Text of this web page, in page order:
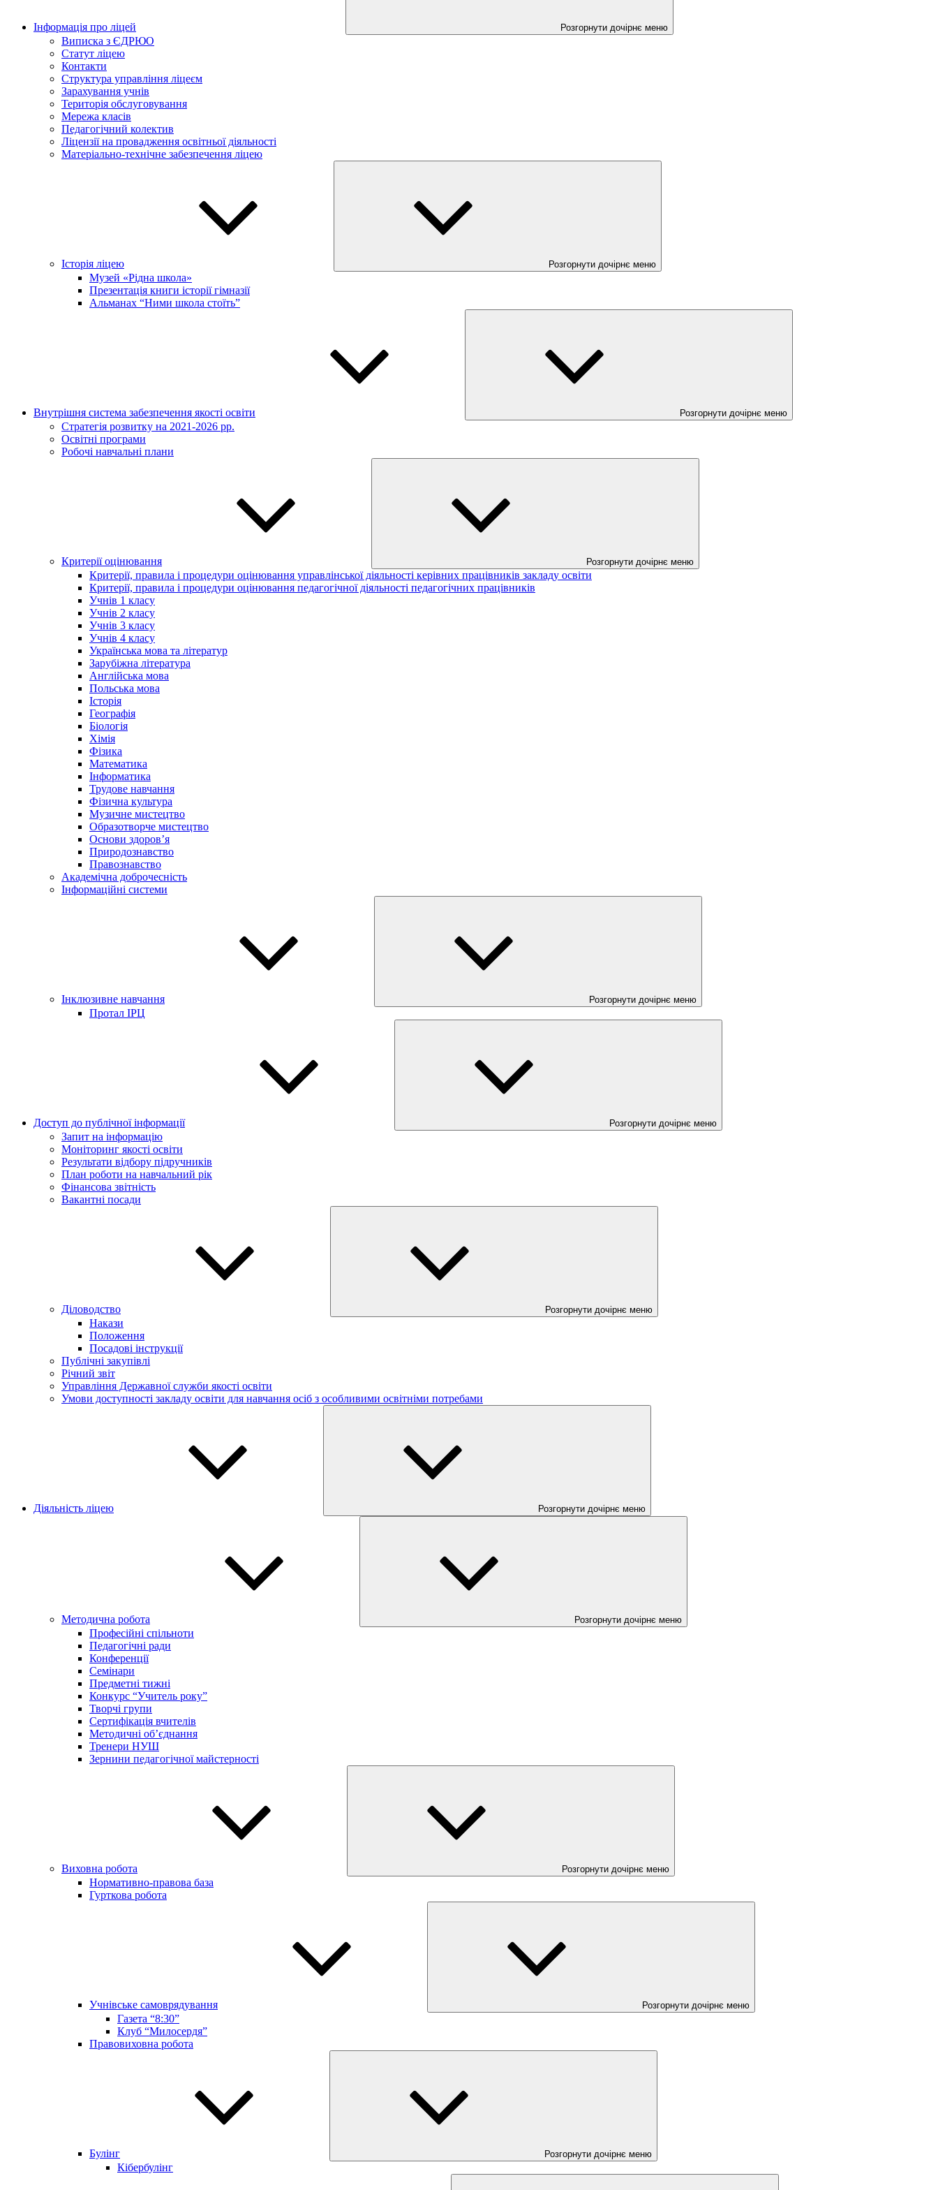
Інформація про ліцей Розгорнути дочірнє меню
Виписка з ЄДРЮО
Статут ліцею
Контакти
Структура управління ліцеєм
Зарахування учнів
Територія обслуговування
Мережа класів
Педагогічний колектив
Ліцензії на провадження освітньої діяльності
Матеріально-технічне забезпечення ліцею
Історія ліцею Розгорнути дочірнє меню
Музей «Рідна школа»
Презентація книги історії гімназії
Альманах “Ними школа стоїть”
Внутрішня система забезпечення якості освіти Розгорнути дочірнє меню
Стратегія розвитку на 2021-2026 рр.
Освітні програми
Робочі навчальні плани
Критерії оцінювання Розгорнути дочірнє меню
Критерії, правила і процедури оцінювання управлінської діяльності керівних працівників закладу освіти
Критерії, правила і процедури оцінювання педагогічної діяльності педагогічних працівників
Учнів 1 класу
Учнів 2 класу
Учнів 3 класу
Учнів 4 класу
Українська мова та літератур
Зарубіжна література
Англійська мова
Польська мова
Історія
Географія
Біологія
Хімія
Фізика
Математика
Інформатика
Трудове навчання
Фізична культура
Музичне мистецтво
Образотворче мистецтво
Основи здоров’я
Природознавство
Правознавство
Академічна доброчесність
Інформаційні системи
Інклюзивне навчання Розгорнути дочірнє меню
Протал ІРЦ
Доступ до публічної інформації Розгорнути дочірнє меню
Запит на інформацію
Моніторинг якості освіти
Результати відбору підручників
План роботи на навчальний рік
Фінансова звітність
Вакантні посади
Діловодство Розгорнути дочірнє меню
Накази
Положення
Посадові інструкції
Публічні закупівлі
Річний звіт
Управління Державної служби якості освіти
Умови доступності закладу освіти для навчання осіб з особливими освітніми потребами
Діяльність ліцею Розгорнути дочірнє меню
Методична робота Розгорнути дочірнє меню
Професійні спільноти
Педагогічні ради
Конференції
Семінари
Предметні тижні
Конкурс “Учитель року”
Творчі групи
Сертифікація вчителів
Методичні об’єднання
Тренери НУШ
Зернини педагогічної майстерності
Виховна робота Розгорнути дочірнє меню
Нормативно-правова база
Гурткова робота
Учнівське самоврядування Розгорнути дочірнє меню
Газета “8:30”
Клуб “Милосердя”
Правовиховна робота
Булінг Розгорнути дочірнє меню
Кібербулінг